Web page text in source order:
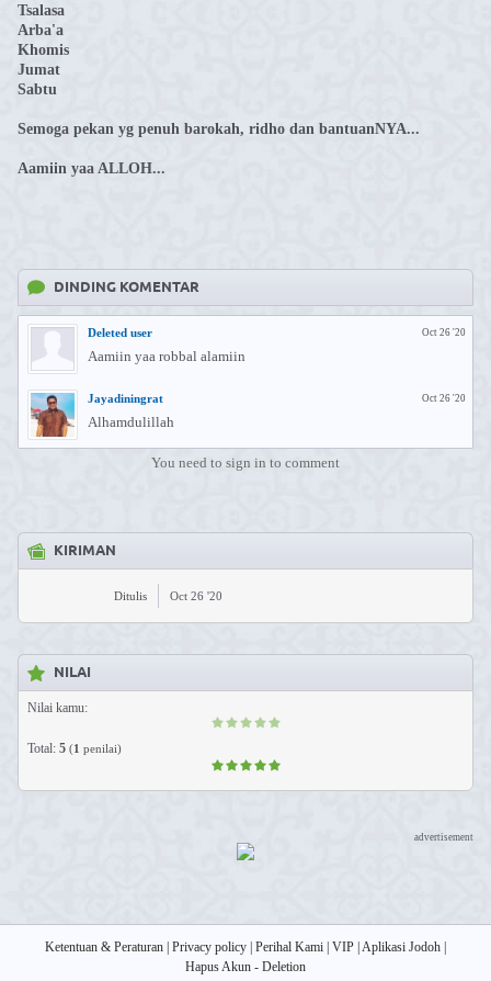
Tsalasa
Arba'a
Khomis
Jumat
Sabtu
Semoga pekan yg penuh barokah, ridho dan bantuanNYA...
Aamiin yaa ALLOH...
DINDING KOMENTAR
Oct 26 '20
Deleted user
Aamiin yaa robbal alamiin
Oct 26 '20
Jayadiningrat
Alhamdulillah
You need to sign in to comment
KIRIMAN
Ditulis Oct 26 '20
NILAI
Nilai kamu:
Total: 5 (1 penilai)
advertisement
Ketentuan & Peraturan Privacy policy Perihal Kami VIP Aplikasi Jodoh
Hapus Akun - Deletion